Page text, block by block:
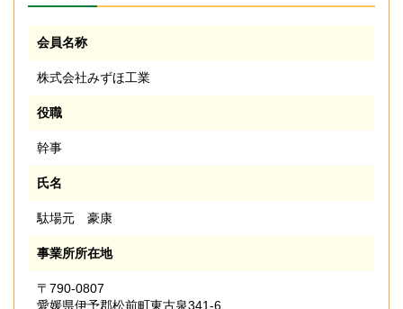
会員名称
株式会社みずほ工業
役職
幹事
氏名
駄場元 豪康
事業所所在地
〒790-0807
愛媛県伊予郡松前町東古泉341-6